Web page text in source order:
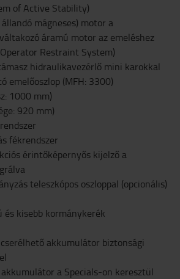
of Active Stability)
mágneses) motor a
áramú motor az emeléshez
Restraint System)
hidraulikavezérlő mini karokkal
emelőoszlop (MFH: 3300)
1000 mm)
920 mm)
fékrendszer
érintőképernyős kijelző a
teleszkópos oszloppal (opcionális)
és kisebb kormánykerék
akkumulátor biztonsági
a Specials-on keresztül